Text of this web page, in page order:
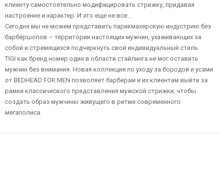
клиенту самостоятельно модифицировать стрижку, придавая
настроение и характер. И это еще не все…
Сегодня мы не можем представить парикмахерскую индустрию без
барбершопов – территории настоящих мужчин, ухаживающих за
собой и стремящихся подчеркнуть свой индивидуальный стиль.
TIGI как бренд номер один в области стайлинга не мог оставить
мужчин без внимания. Новая коллекция по уходу за бородой и усами
от BEDHEAD FOR MEN позволяет барберам и их клиентам выйти за
рамки классического представления мужской стрижки, чтобы
создать образ мужчины живущего в ритме современного
мегаполиса.